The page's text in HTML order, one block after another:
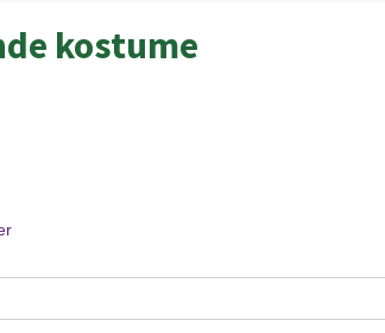
kostume